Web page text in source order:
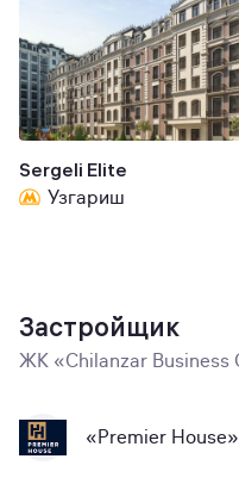
Sergeli Elite
Узгариш
Застройщик
ЖК «Chilanzar Business
«Premier House»